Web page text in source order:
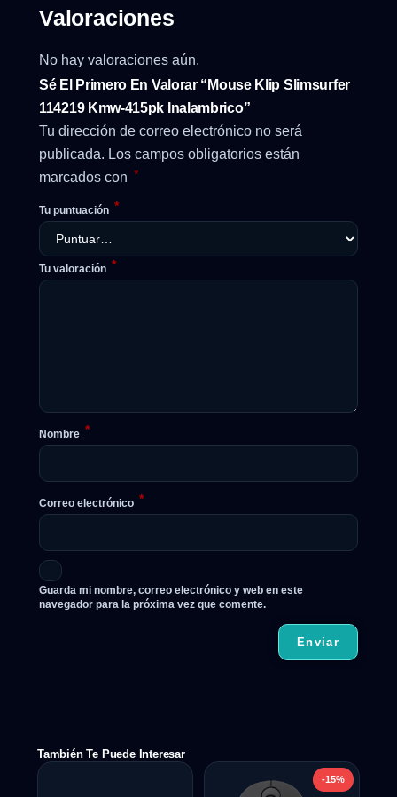
Valoraciones
No hay valoraciones aún.
Sé El Primero En Valorar “Mouse Klip Slimsurfer
114219 Kmw-415pk Inalambrico”
Tu dirección de correo electrónico no será
publicada. Los campos obligatorios están
marcados con *
Tu puntuación *
Tu valoración *
Nombre *
Correo electrónico *
Guarda mi nombre, correo electrónico y web en este
navegador para la próxima vez que comente.
También Te Puede Interesar
-15%